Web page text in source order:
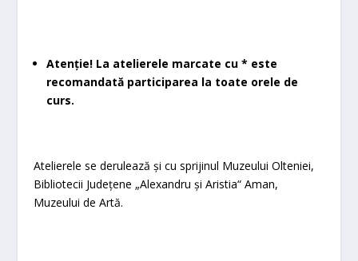
Atenție! La atelierele marcate cu * este
recomandată participarea la toate orele de
curs.
Atelierele se derulează și cu sprijinul Muzeului Olteniei,
Bibliotecii Județene „Alexandru și Aristia“ Aman,
Muzeului de Artă.